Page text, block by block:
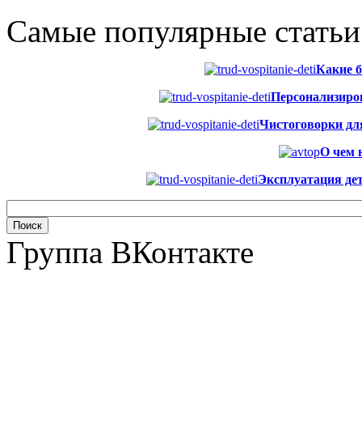
Самые популярные
Какие
Чистоговорки
О чем
Эксплуатация
Группа ВКонтакте